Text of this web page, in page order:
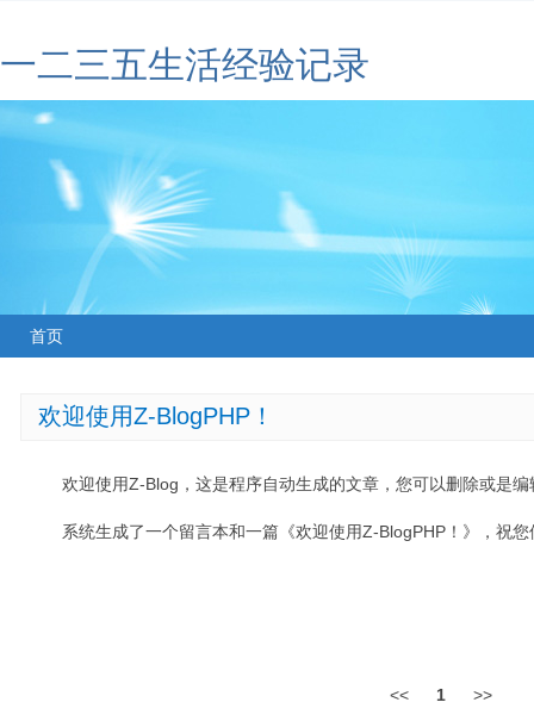
一二三五生活经验记录
首页
欢迎使用Z-BlogPHP！
欢迎使用Z-Blog，这是程序自动生成的文章，您可以删除或是编
系统生成了一个留言本和一篇《欢迎使用Z-BlogPHP！》，祝
<< 1 >>